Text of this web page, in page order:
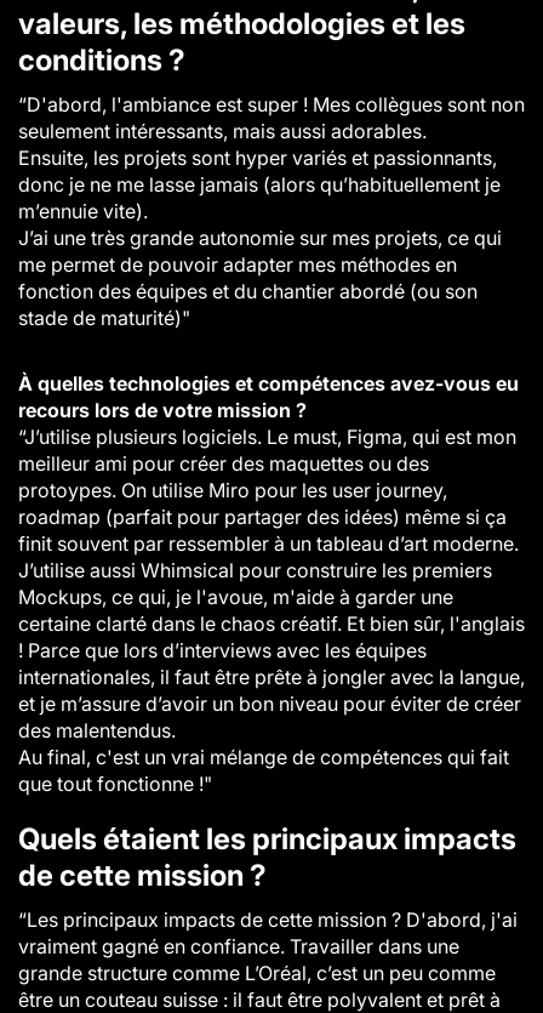
valeurs, les méthodologies et les
conditions ?
“D'abord, l'ambiance est super ! Mes collègues sont non
seulement intéressants, mais aussi adorables.
Ensuite, les projets sont hyper variés et passionnants,
donc je ne me lasse jamais (alors qu’habituellement je
m’ennuie vite).
J’ai une très grande autonomie sur mes projets, ce qui
me permet de pouvoir adapter mes méthodes en
fonction des équipes et du chantier abordé (ou son
stade de maturité)"
À quelles technologies et compétences avez-vous eu
recours lors de votre mission ?
“J’utilise plusieurs logiciels. Le must, Figma, qui est mon
meilleur ami pour créer des maquettes ou des
protoypes. On utilise Miro pour les user journey,
roadmap (parfait pour partager des idées) même si ça
finit souvent par ressembler à un tableau d’art moderne.
J’utilise aussi Whimsical pour construire les premiers
Mockups, ce qui, je l'avoue, m'aide à garder une
certaine clarté dans le chaos créatif. Et bien sûr, l'anglais
! Parce que lors d’interviews avec les équipes
internationales, il faut être prête à jongler avec la langue,
et je m’assure d’avoir un bon niveau pour éviter de créer
des malentendus.
Au final, c'est un vrai mélange de compétences qui fait
que tout fonctionne !"
Quels étaient les principaux impacts
de cette mission ?
“Les principaux impacts de cette mission ? D'abord, j'ai
vraiment gagné en confiance. Travailler dans une
grande structure comme L’Oréal, c’est un peu comme
être un couteau suisse : il faut être polyvalent et prêt à